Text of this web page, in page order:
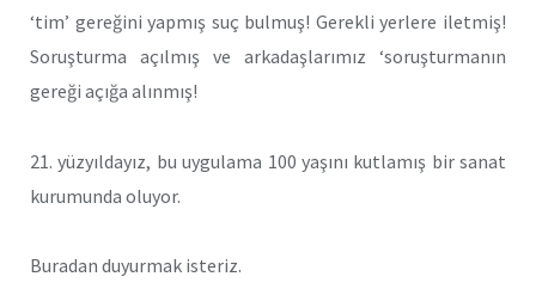
‘tim’ gereğini yapmış suç bulmuş! Gerekli yerlere iletmiş!
Soruşturma açılmış ve arkadaşlarımız ‘soruşturmanın
gereği açığa alınmış!
21. yüzyıldayız, bu uygulama 100 yaşını kutlamış bir sanat
kurumunda oluyor.
Buradan duyurmak isteriz.